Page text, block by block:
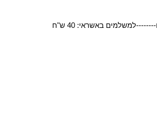
למשלמים באשראי: 40 ש"ח